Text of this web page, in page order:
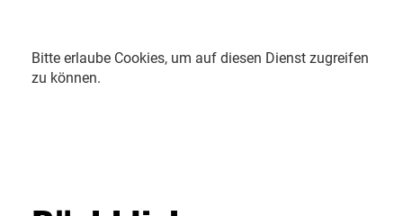
Bitte erlaube Cookies, um auf diesen Dienst zugreifen
zu können.